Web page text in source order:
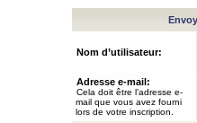
Nom d’utilisateur:
Adresse e-mail:
Cela doit être l’adresse e-
mail que vous avez fourni
lors de votre inscription.